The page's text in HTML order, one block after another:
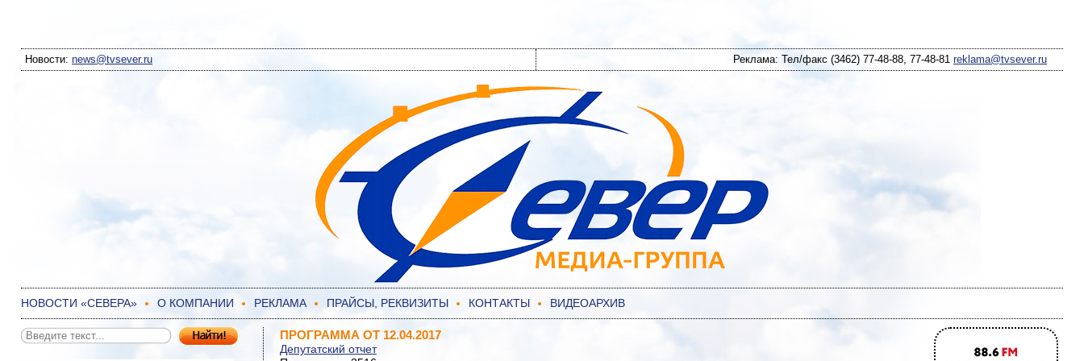
Новости: news@tvsever.ru Реклама: Тел/факс (3462) 77-48-88, 77-48-81reklama@tvsever.ru
НОВОСТИ «СЕВЕРА» О КОМПАНИИ РЕКЛАМА ПРАЙСЫ, РЕКВИЗИТЫ КОНТАКТЫ ВИДЕОАРХИВ
ПРОГРАММА ОТ 12.04.2017
Депутатский отчет